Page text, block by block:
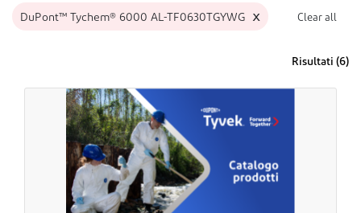
DuPont™ Tychem® 6000 AL-TF0630TGYWG x Clear all
Risultati (6)